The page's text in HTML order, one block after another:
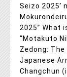
Seizo 2025’
2025” What
“Motakuto
Zedong:
Japanese
Changchun